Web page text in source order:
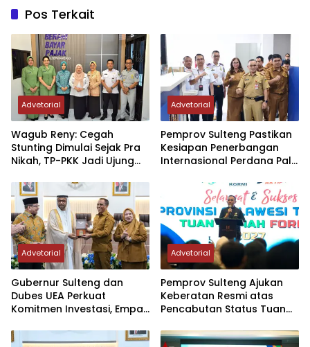
Pos Terkait
Advetorial
Wagub Reny: Cegah
Stunting Dimulai Sejak Pra
Nikah, TP-PKK Jadi Ujung
Advetorial
Pemprov Sulteng Pastikan
Kesiapan Penerbangan
Internasional Perdana Palu
Advetorial
Gubernur Sulteng dan
Dubes UEA Perkuat
Komitmen Investasi, Empat
Advetorial
Pemprov Sulteng Ajukan
Keberatan Resmi atas
Pencabutan Status Tuan
2027